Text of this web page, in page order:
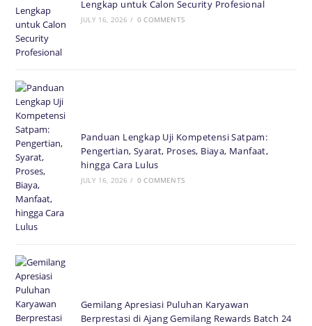
Lengkap untuk Calon Security Profesional
JULY 16, 2026 / 0 COMMENTS
Panduan Lengkap Uji Kompetensi Satpam:
Pengertian, Syarat, Proses, Biaya, Manfaat,
hingga Cara Lulus
JULY 16, 2026 / 0 COMMENTS
Gemilang Apresiasi Puluhan Karyawan
Berprestasi di Ajang Gemilang Rewards Batch 24